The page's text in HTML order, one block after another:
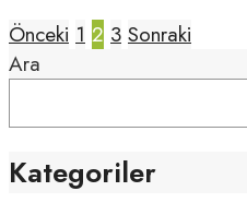
Posts
pagination
Önceki 1 2 3 Sonraki
Ara
Kategoriler